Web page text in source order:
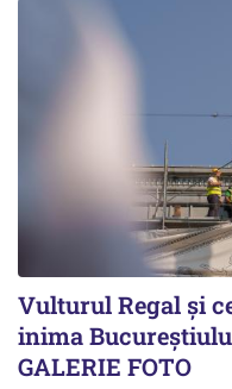
Vulturul Regal și
inima
GALERIE FOTO